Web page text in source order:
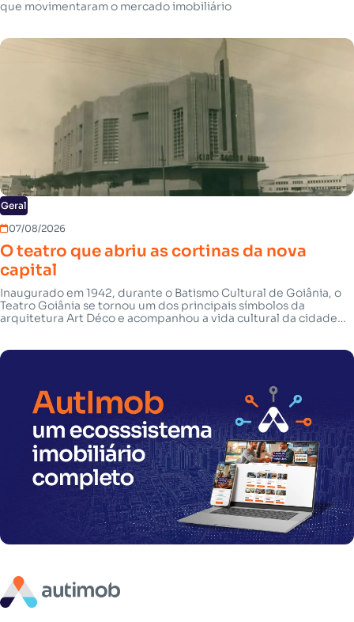
que movimentaram o mercado imobiliário
Geral
07/08/2026
O teatro que abriu as cortinas da nova
capital
Inaugurado em 1942, durante o Batismo Cultural de Goiânia, o
Teatro Goiânia se tornou um dos principais símbolos da
arquitetura Art Déco e acompanhou a vida cultural da cidade